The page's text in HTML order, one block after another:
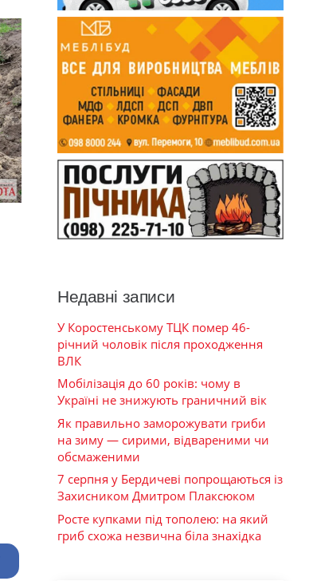
Недавні записи
У Коростенському ТЦК помер 46-
річний чоловік після проходження
ВЛК
Мобілізація до 60 років: чому в
Україні не знижують граничний вік
Як правильно заморожувати гриби
на зиму — сирими, відвареними чи
обсмаженими
7 серпня у Бердичеві попрощаються із
Захисником Дмитром Плаксюком
Росте купками під тополею: на який
гриб схожа незвична біла знахідка